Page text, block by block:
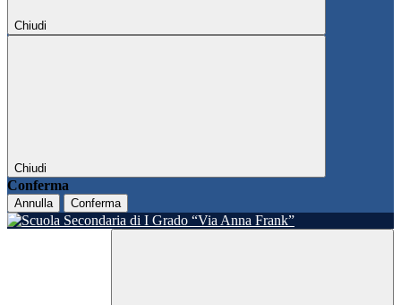
Chiudi
Chiudi
Conferma
Annulla Conferma